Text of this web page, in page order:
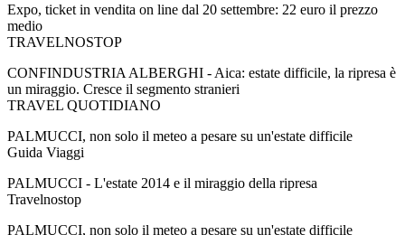
Expo, ticket in vendita on line dal 20 settembre: 22 euro il prezzo
medio
TRAVELNOSTOP
CONFINDUSTRIA ALBERGHI - Aica: estate difficile, la ripresa è
un miraggio. Cresce il segmento stranieri
TRAVEL QUOTIDIANO
PALMUCCI, non solo il meteo a pesare su un'estate difficile
Guida Viaggi
PALMUCCI - L'estate 2014 e il miraggio della ripresa
Travelnostop
PALMUCCI, non solo il meteo a pesare su un'estate difficile